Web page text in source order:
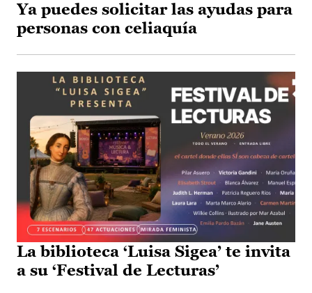
Ya puedes solicitar las ayudas para
personas con celiaquía
La biblioteca ‘Luisa Sigea’ te invita
a su ‘Festival de Lecturas’